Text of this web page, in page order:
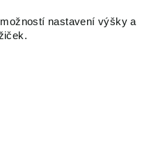
nastavení výšky a